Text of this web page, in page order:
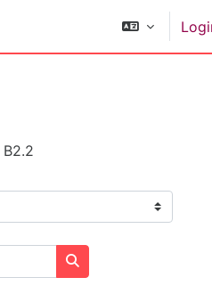
B2.2
Zoek cursussen